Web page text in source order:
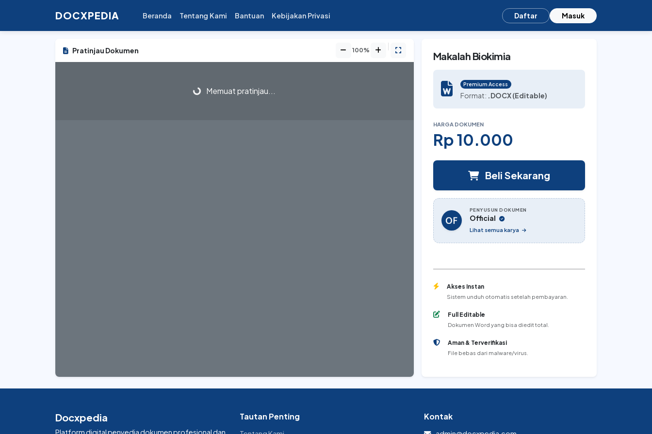
DOCXPEDIA Beranda Tentang Kami Bantuan Kebijakan Privasi Daftar Masuk
Pratinjau Dokumen 100%
Memuat pratinjau...
Makalah Biokimia
Premium Access
Format: .DOCX (Editable)
HARGA DOKUMEN
Rp 10.000
Beli Sekarang
PENYUSUN DOKUMEN
Official
Lihat semua karya
Akses Instan
Sistem unduh otomatis setelah pembayaran.
Full Editable
Dokumen Word yang bisa diedit total.
Aman & Terverifikasi
File bebas dari malware/virus.
Docxpedia
Platform digital penyedia dokumen profesional dan
Tautan Penting Kontak